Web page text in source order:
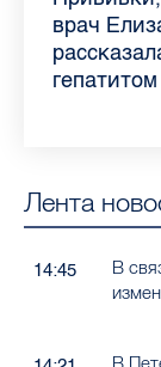
самых
врач
гепатитом
педиатра
где
конкурс
главные
какие
в жару
Лента
14:45
В